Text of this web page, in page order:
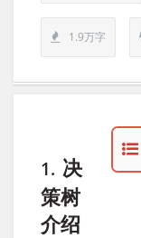
1.9万字
1. 决
策树
介绍